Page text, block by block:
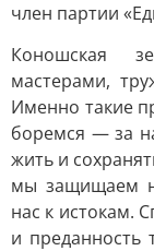
член партии
Коношская
мастерами,
Именно такие
боремся — за
жить и
мы защищаем
нас к истокам.
и преданность